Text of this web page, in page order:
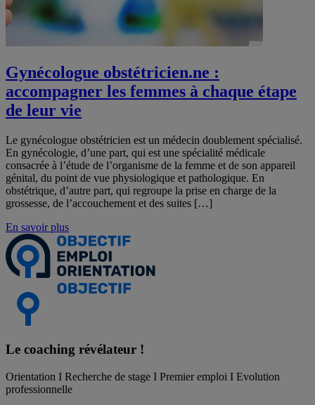
Gynécologue obstétricien.ne :
accompagner les femmes à chaque étape
de leur vie
Le gynécologue obstétricien est un médecin doublement spécialisé.
En gynécologie, d’une part, qui est une spécialité médicale
consacrée à l’étude de l’organisme de la femme et de son appareil
génital, du point de vue physiologique et pathologique. En
obstétrique, d’autre part, qui regroupe la prise en charge de la
grossesse, de l’accouchement et des suites […]
En savoir plus
Le coaching révélateur !
Orientation I Recherche de stage I Premier emploi I Evolution
professionnelle